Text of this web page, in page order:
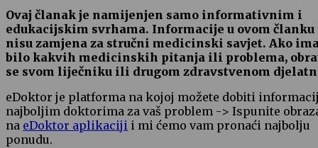
Ovaj članak je namijenjen samo informativnim i
edukacijskim svrhama. Informacije u ovom članku
nisu zamjena za stručni medicinski savjet. Ako
bilo kakvih medicinskih pitanja ili problema,
se svom liječniku ili drugom zdravstvenom
eDoktor je platforma na kojoj možete dobiti
najboljim doktorima za vaš problem -> Ispunite
na eDoktor aplikaciji i mi ćemo vam pronaći najbolju
ponudu.